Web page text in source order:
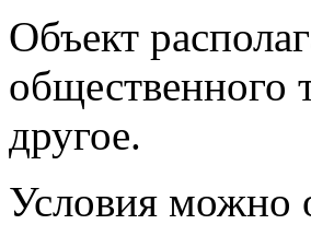
Объект
общественного
другое.
Условия можно